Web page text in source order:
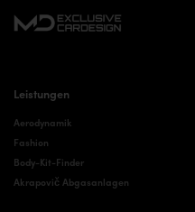
Leistungen
Aerodynamik
Fashion
Body-Kit-Finder
Akrapovič Abgasanlagen